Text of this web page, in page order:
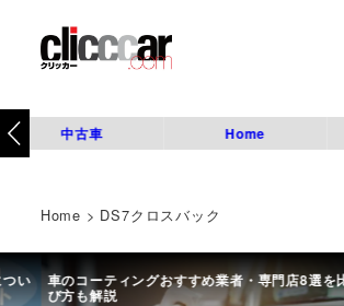
中古車 Home
Home > DS7クロスバック
い 車のコーティングおすすめ業者・専門店8選を
び方も解説